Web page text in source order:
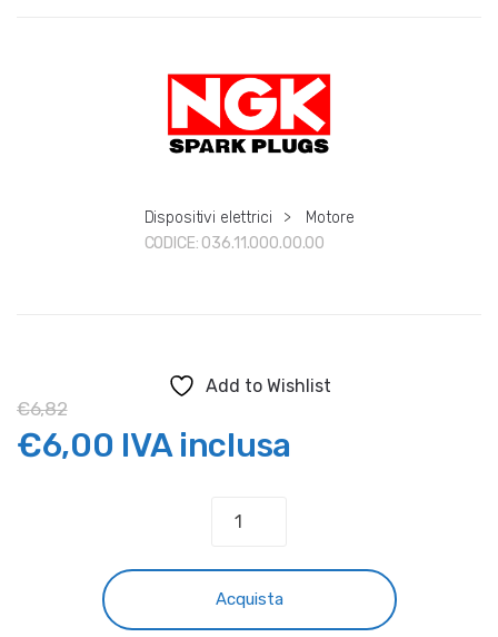
Dispositivi elettrici >
Motore
CODICE: 036.11.000.00.00
Add to Wishlist
€6,82
Il
€6,00 IlIVA inclusa
CANDELA
"NGK
BPR7ES"
Acquista